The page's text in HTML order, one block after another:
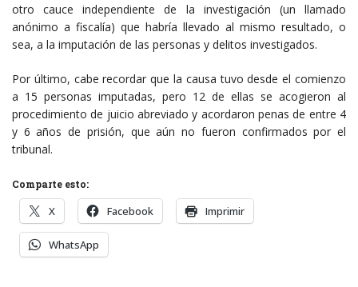
otro cauce independiente de la investigación (un llamado
anónimo a fiscalía) que habría llevado al mismo resultado, o
sea, a la imputación de las personas y delitos investigados.
Por último, cabe recordar que la causa tuvo desde el comienzo
a 15 personas imputadas, pero 12 de ellas se acogieron al
procedimiento de juicio abreviado y acordaron penas de entre 4
y 6 años de prisión, que aún no fueron confirmados por el
tribunal.
Comparte esto:
X Facebook Imprimir
WhatsApp